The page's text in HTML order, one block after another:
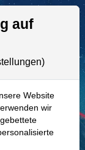
und Artikelsuche
auf
Website
wir